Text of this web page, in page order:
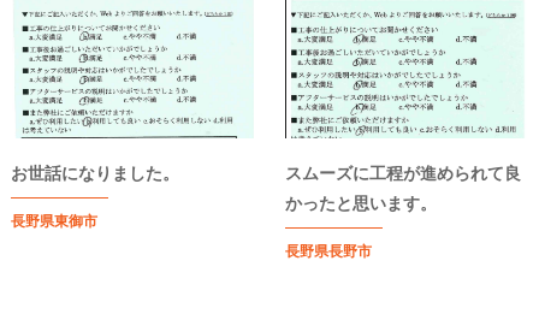
お世話になりました。
長野県東御市
スムーズに工程が進められて良
かったと思います。
長野県長野市